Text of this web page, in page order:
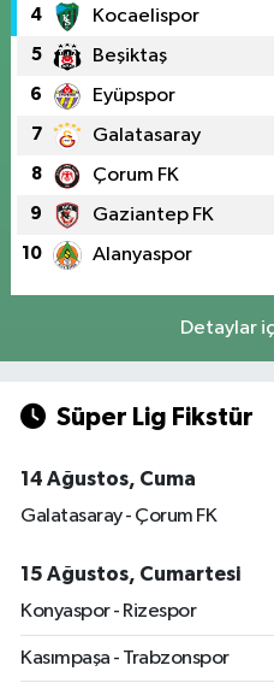
4 Kocaelispor
5 Beşiktaş
6 Eyüpspor
7 Galatasaray
8 Çorum FK
9 Gaziantep FK
10 Alanyaspor
Detaylar
Süper Lig Fikstür
14 Ağustos, Cuma
Galatasaray - Çorum FK
15 Ağustos, Cumartesi
Konyaspor - Rizespor
Kasımpaşa - Trabzonspor